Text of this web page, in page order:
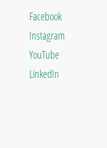
Facebook
Instagram
YouTube
LinkedIn